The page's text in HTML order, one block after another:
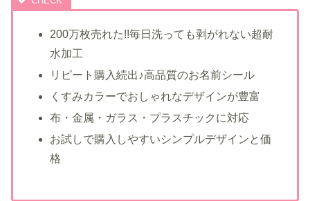
200万枚売れた!!毎日洗っても剥がれない超耐
水加工
リピート購入続出♪高品質のお名前シール
くすみカラーでおしゃれなデザインが豊富
布・金属・ガラス・プラスチックに対応
お試しで購入しやすいシンプルデザインと価
格